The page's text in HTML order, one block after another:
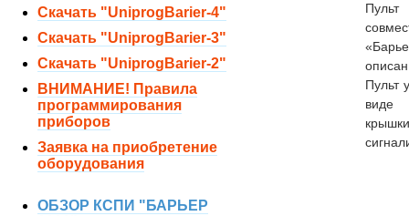
Скачать "UniprogBarier-4"
Скачать "UniprogBarier-3"
Скачать "UniprogBarier-2"
ВНИМАНИЕ! Правила
программирования
приборов
Заявка на приобретение
оборудования
ОБЗОР КСПИ "БАРЬЕР
Пульт
Пульт
виде